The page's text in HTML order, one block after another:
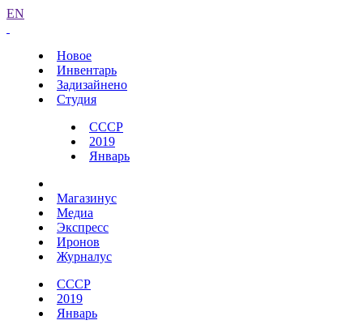
EN
Новое
Инвентарь
Задизайнено
Студия
СССР
2019
Январь
Магазинус
Медиа
Экспресс
Иронов
Журналус
СССР
2019
Январь